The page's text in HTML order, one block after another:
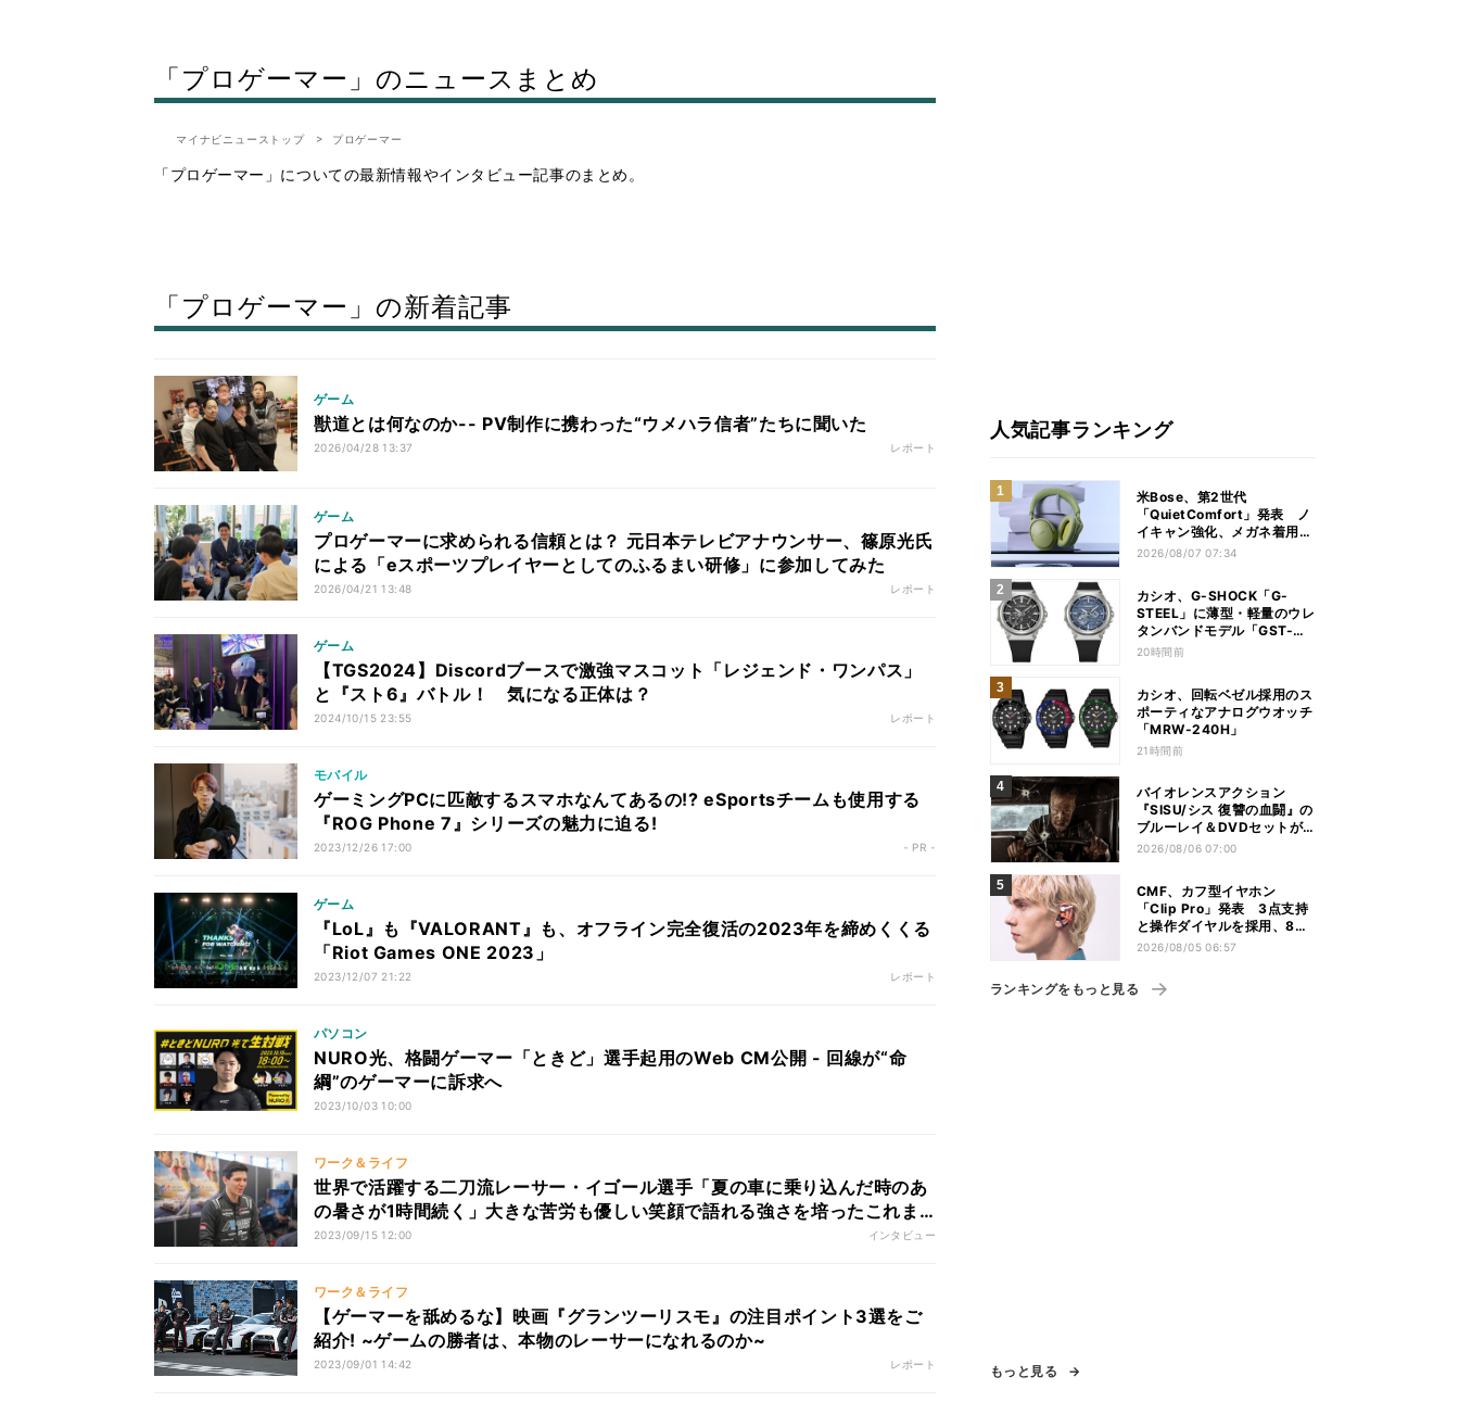
「プロゲーマー」のニュースまとめ
マイナビニューストップ プロゲーマー
「プロゲーマー」についての最新情報やインタビュー記事のまとめ。
「プロゲーマー」の新着記事
ゲーム
獣道とは何なのか-- PV制作に携わった“ウメハラ信者”たちに聞いた
2026/04/28 13:37 レポート
ゲーム
プロゲーマーに求められる信頼とは？ 元日本テレビアナウンサー、篠原光氏
による「eスポーツプレイヤーとしてのふるまい研修」に参加してみた
2026/04/21 13:48 レポート
ゲーム
【TGS2024】Discordブースで激強マスコット「レジェンド・ワンパス」
と『スト6』バトル！ 気になる正体は？
2024/10/15 23:55 レポート
モバイル
ゲーミングPCに匹敵するスマホなんてあるの!? eSportsチームも使用する
『ROG Phone 7』シリーズの魅力に迫る!
2023/12/26 17:00 - PR -
ゲーム
『LoL』も『VALORANT』も、オフライン完全復活の2023年を締めくくる
「Riot Games ONE 2023」
2023/12/07 21:22 レポート
パソコン
NURO光、格闘ゲーマー「ときど」選手起用のWeb CM公開 - 回線が“命
綱”のゲーマーに訴求へ
2023/10/03 10:00
ワーク＆ライフ
世界で活躍する二刀流レーサー・イゴール選手「夏の車に乗り込んだ時のあ
の暑さが1時間続く」大きな苦労も優しい笑顔で語れる強さを培ったこれま
での半生
2023/09/15 12:00 インタビュー
ワーク＆ライフ
【ゲーマーを舐めるな】映画『グランツーリスモ』の注目ポイント3選をご
紹介! ~ゲームの勝者は、本物のレーサーになれるのか~
2023/09/01 14:42 レポート
人気記事ランキング
米Bose、第2世代
「QuietComfort」発表 ノ
イキャン強化、メガネ着用時
の低下を抑制
2026/08/07 07:34
カシオ、G-SHOCK「G-
STEEL」に薄型・軽量のウレ
タンバンドモデル「GST-
B1000」
20時間前
カシオ、回転ベゼル採用のス
ポーティなアナログウオッチ
「MRW-240H」
21時間前
バイオレンスアクション
『SISU/シス 復讐の血闘』の
ブルーレイ＆DVDセットが
12月2日に発売
2026/08/06 07:00
CMF、カフ型イヤホン
「Clip Pro」発表 3点支持
と操作ダイヤルを採用、8月
15日発売
2026/08/05 06:57
ランキングをもっと見る
もっと見る